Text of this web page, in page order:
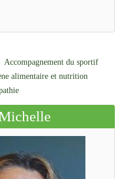
Accompagnement du sportif
alimentaire et nutrition